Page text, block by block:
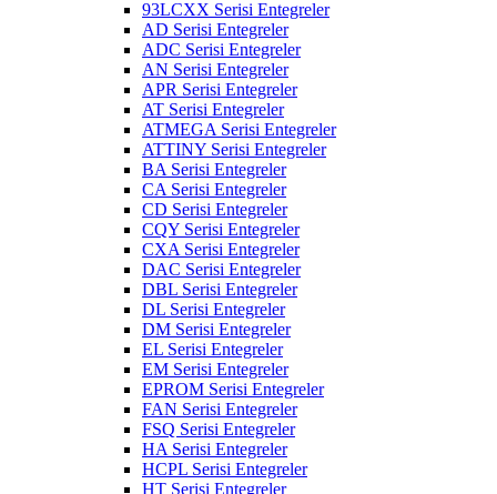
93LCXX Serisi Entegreler
AD Serisi Entegreler
ADC Serisi Entegreler
AN Serisi Entegreler
APR Serisi Entegreler
AT Serisi Entegreler
ATMEGA Serisi Entegreler
ATTINY Serisi Entegreler
BA Serisi Entegreler
CA Serisi Entegreler
CD Serisi Entegreler
CQY Serisi Entegreler
CXA Serisi Entegreler
DAC Serisi Entegreler
DBL Serisi Entegreler
DL Serisi Entegreler
DM Serisi Entegreler
EL Serisi Entegreler
EM Serisi Entegreler
EPROM Serisi Entegreler
FAN Serisi Entegreler
FSQ Serisi Entegreler
HA Serisi Entegreler
HCPL Serisi Entegreler
HT Serisi Entegreler